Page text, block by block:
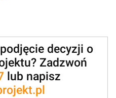
decyzji o
Zadzwoń
lub napisz